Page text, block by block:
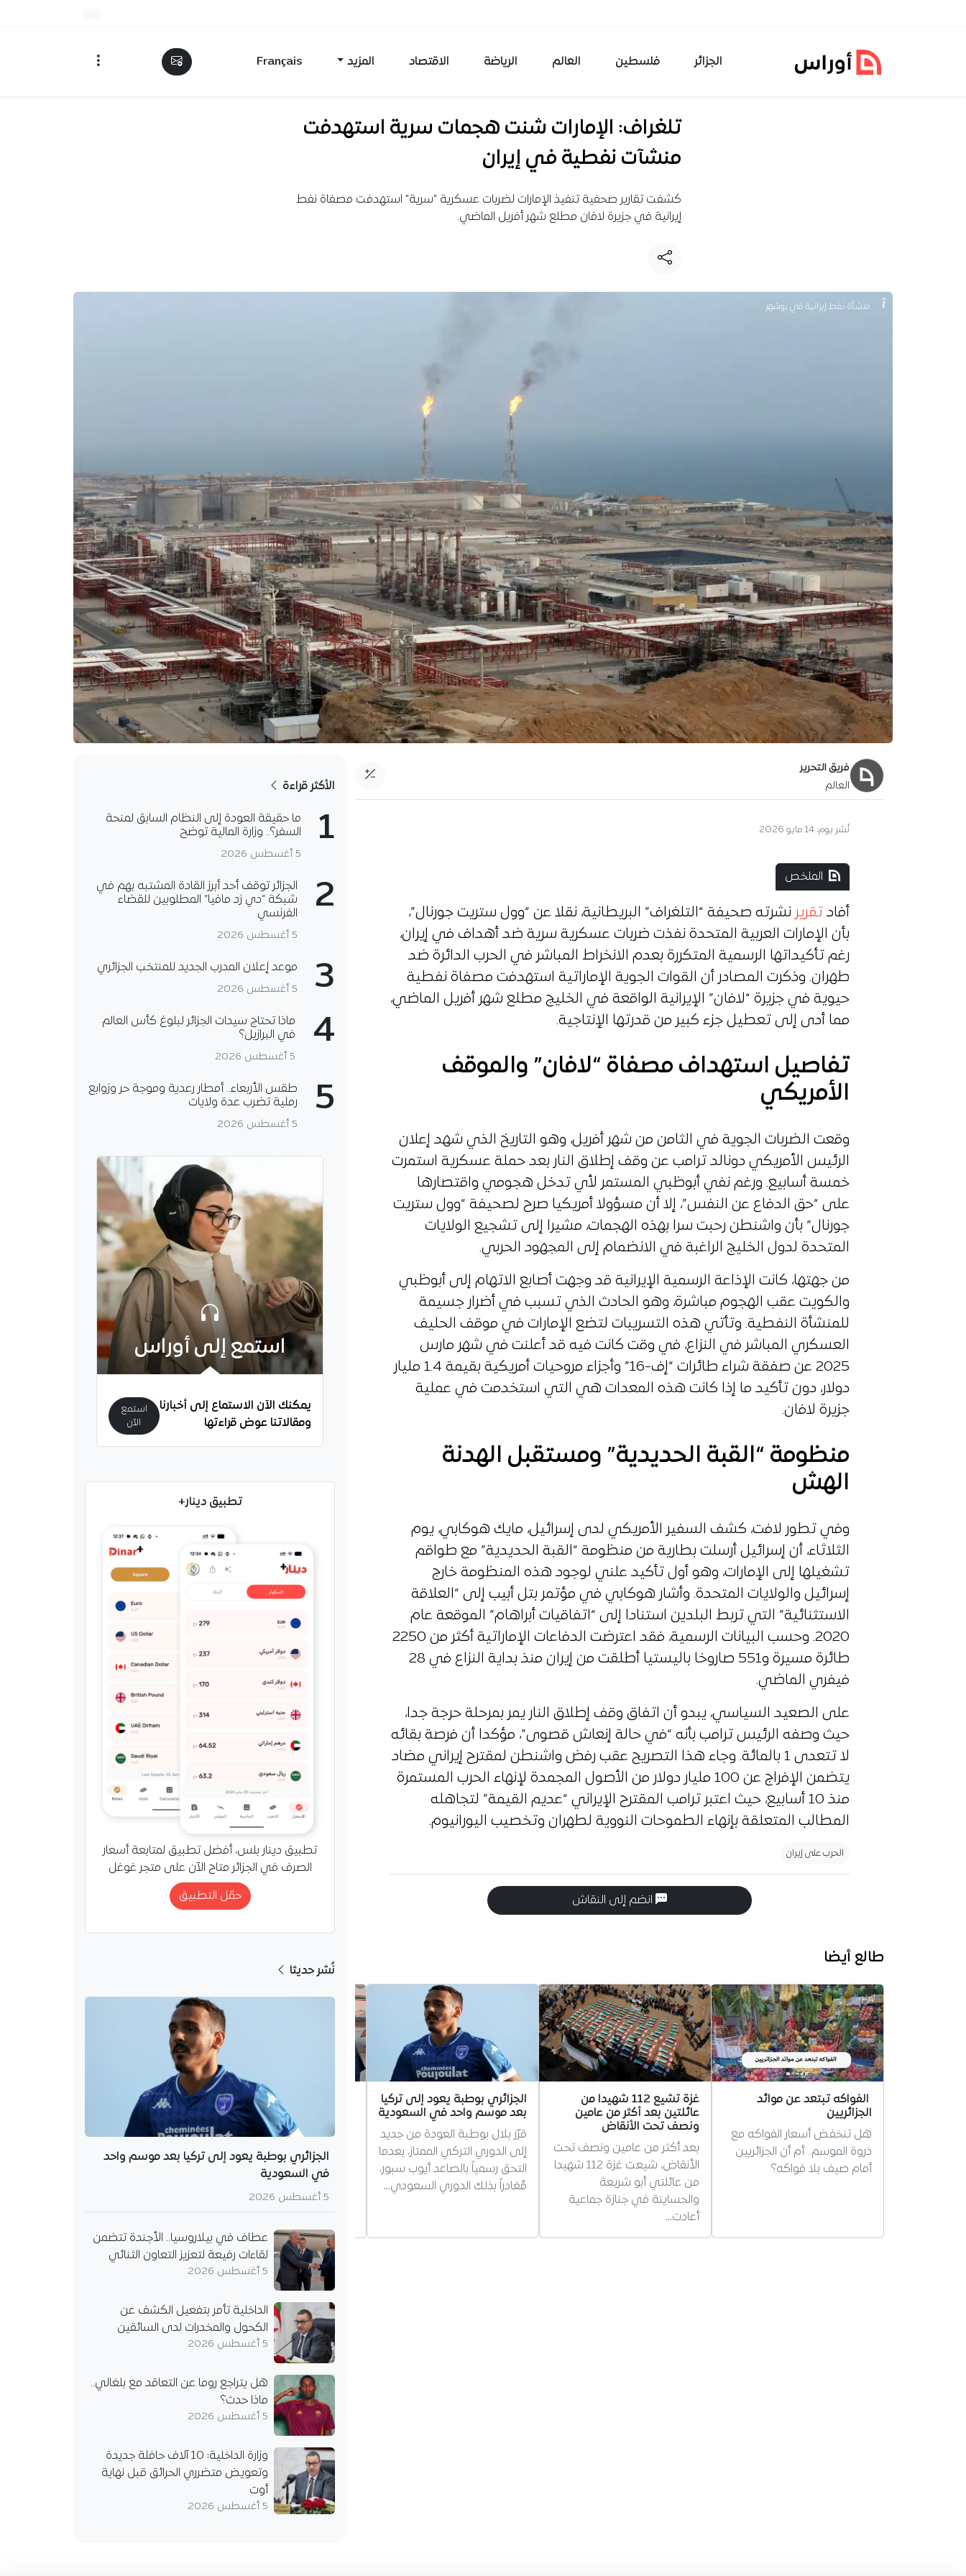
الجزائر فلسطين العالم الرياضة الاقتصاد المزيد Français
تلغراف: الإمارات شنت هجمات سرية استهدفت
منشآت نفطية في إيران
كشفت تقارير صحفية تنفيذ الإمارات لضربات عسكرية "سرية" استهدفت مصفاة نفط
إيرانية في جزيرة لافان مطلع شهر أفريل الماضي.
منشأة نفط إيرانية في بوشهر
فريق التحرير
العالم
نُشر يوم: 14 مايو 2026
الملخص
أفاد تقرير نشرته صحيفة “التلغراف” البريطانية، نقلا عن “وول ستريت جورنال”،
بأن الإمارات العربية المتحدة نفذت ضربات عسكرية سرية ضد أهداف في إيران،
رغم تأكيداتها الرسمية المتكررة بعدم الانخراط المباشر في الحرب الدائرة ضد
طهران. وذكرت المصادر أن القوات الجوية الإماراتية استهدفت مصفاة نفطية
حيوية في جزيرة “لافان” الإيرانية الواقعة في الخليج مطلع شهر أفريل الماضي،
مما أدى إلى تعطيل جزء كبير من قدرتها الإنتاجية.
تفاصيل استهداف مصفاة “لافان” والموقف
الأمريكي
وقعت الضربات الجوية في الثامن من شهر أفريل، وهو التاريخ الذي شهد إعلان
الرئيس الأمريكي دونالد ترامب عن وقف إطلاق النار بعد حملة عسكرية استمرت
خمسة أسابيع. ورغم نفي أبوظبي المستمر لأي تدخل هجومي واقتصارها
على “حق الدفاع عن النفس”، إلا أن مسؤولا أمريكيا صرح لصحيفة “وول ستريت
جورنال” بأن واشنطن رحبت سرا بهذه الهجمات، مشيرا إلى تشجيع الولايات
المتحدة لدول الخليج الراغبة في الانضمام إلى المجهود الحربي.
من جهتها، كانت الإذاعة الرسمية الإيرانية قد وجهت أصابع الاتهام إلى أبوظبي
والكويت عقب الهجوم مباشرة، وهو الحادث الذي تسبب في أضرار جسيمة
للمنشأة النفطية. وتأتي هذه التسريبات لتضع الإمارات في موقف الحليف
العسكري المباشر في النزاع، في وقت كانت فيه قد أعلنت في شهر مارس
2025 عن صفقة شراء طائرات “إف-16” وأجزاء مروحيات أمريكية بقيمة 1.4 مليار
دولار، دون تأكيد ما إذا كانت هذه المعدات هي التي استخدمت في عملية
جزيرة لافان.
منظومة “القبة الحديدية” ومستقبل الهدنة
الهش
وفي تطور لافت، كشف السفير الأمريكي لدى إسرائيل، مايك هوكابي، يوم
الثلاثاء، أن إسرائيل أرسلت بطارية من منظومة “القبة الحديدية” مع طواقم
تشغيلها إلى الإمارات، وهو أول تأكيد علني لوجود هذه المنظومة خارج
إسرائيل والولايات المتحدة. وأشار هوكابي في مؤتمر بتل أبيب إلى “العلاقة
الاستثنائية” التي تربط البلدين استنادا إلى “اتفاقيات أبراهام” الموقعة عام
2020. وحسب البيانات الرسمية، فقد اعترضت الدفاعات الإماراتية أكثر من 2250
طائرة مسيرة و551 صاروخا باليستيا أطلقت من إيران منذ بداية النزاع في 28
فيفري الماضي.
على الصعيد السياسي، يبدو أن اتفاق وقف إطلاق النار يمر بمرحلة حرجة جدا،
حيث وصفه الرئيس ترامب بأنه “في حالة إنعاش قصوى”، مؤكدا أن فرصة بقائه
لا تتعدى 1 بالمائة. وجاء هذا التصريح عقب رفض واشنطن لمقترح إيراني مضاد
يتضمن الإفراج عن 100 مليار دولار من الأصول المجمدة لإنهاء الحرب المستمرة
منذ 10 أسابيع، حيث اعتبر ترامب المقترح الإيراني “عديم القيمة” لتجاهله
المطالب المتعلقة بإنهاء الطموحات النووية لطهران وتخصيب اليورانيوم.
الحرب على إيران
انضم إلى النقاش
طالع أيضا
الفواكه تبتعد عن موائد
الجزائريين
هل تنخفض أسعار الفواكه مع
ذروة الموسم.. أم أن الجزائريين
أمام صيف بلا فواكه؟
غزة تشيع 112 شهيدا من
عائلتين بعد أكثر من عامين
ونصف تحت الأنقاض
بعد أكثر من عامين ونصف تحت
الأنقاض، شيعت غزة 112 شهيدا
من عائلتي أبو شريعة
والحساينة في جنازة جماعية
أعادت…
الجزائري بوطبة يعود إلى تركيا
بعد موسم واحد في السعودية
قرّر بلال بوطبة العودة من جديد
إلى الدوري التركي الممتاز، بعدما
التحق رسمياً بالصاعد أيوب سبور،
مُغادراً بذلك الدوري السعودي…
عطاف في بيلاروسيا.. الأجندة
تتضمن لقاءات رفيعة لتعزيز
التعاون الثنائي
بدأ وزير الدولة أحمد عطاف زيارة
رسمية إلى بيلاروسيا لإجراء
لقاءات رفيعة تهدف إلى تعزيز
العلاقات الثنائية ومناقشة
القضايا الدولية…
الأكثر قراءة
1
ما حقيقة العودة إلى النظام السابق لمنحة
السفر؟.. وزارة المالية توضح
5 أغسطس 2026
2
الجزائر توقف أحد أبرز القادة المشتبه بهم في
شبكة “دي زد مافيا” المطلوبين للقضاء
الفرنسي
5 أغسطس 2026
3 موعد إعلان المدرب الجديد للمنتخب الجزائري
5 أغسطس 2026
4
ماذا تحتاج سيدات الجزائر لبلوغ كأس العالم
في البرازيل؟
5 أغسطس 2026
5
طقس الأربعاء.. أمطار رعدية وموجة حر وزوابع
رملية تضرب عدة ولايات
5 أغسطس 2026
استمع إلى أوراس
يمكنك الآن الاستماع إلى أخبارنا
ومقالاتنا عوض قراءتها
استمع
الآن
تطبيق دينار+
تطبيق دينار بلس، أفضل تطبيق لمتابعة أسعار
الصرف في الجزائر متاح الآن على متجر غوغل
حمّل التطبيق
نُشر حديثا
الجزائري بوطبة يعود إلى تركيا بعد موسم واحد
في السعودية
5 أغسطس 2026
عطاف في بيلاروسيا.. الأجندة تتضمن
لقاءات رفيعة لتعزيز التعاون الثنائي
5 أغسطس 2026
الداخلية تأمر بتفعيل الكشف عن
الكحول والمخدرات لدى السائقين
5 أغسطس 2026
هل يتراجع روما عن التعاقد مع بلغالي..
ماذا حدث؟
5 أغسطس 2026
وزارة الداخلية: 10 آلاف حافلة جديدة
وتعويض متضرري الحرائق قبل نهاية
أوت
5 أغسطس 2026